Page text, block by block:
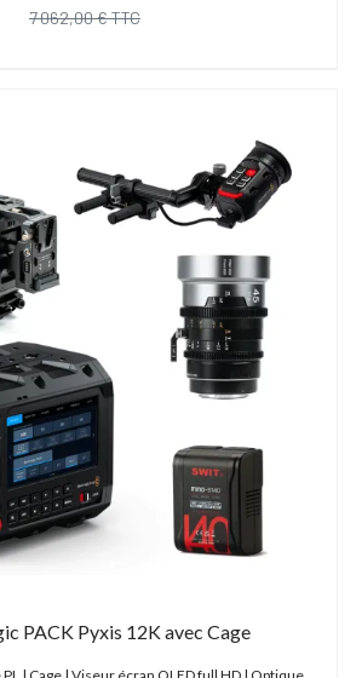
7 062,00 € TTC
PACK Pyxis 12K avec Cage